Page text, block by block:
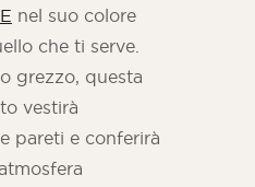
nel suo colore
che ti serve.
grezzo, questa
vestirà
pareti e conferirà